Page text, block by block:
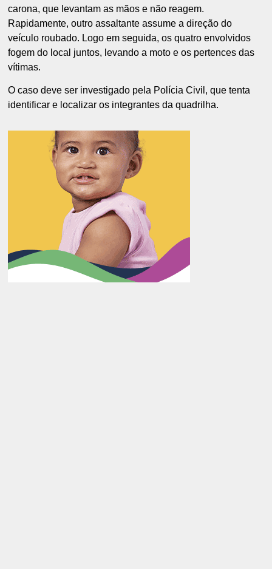
carona, que levantam as mãos e não reagem.
Rapidamente, outro assaltante assume a direção do
veículo roubado. Logo em seguida, os quatro envolvidos
fogem do local juntos, levando a moto e os pertences das
vítimas.
O caso deve ser investigado pela Polícia Civil, que tenta
identificar e localizar os integrantes da quadrilha.